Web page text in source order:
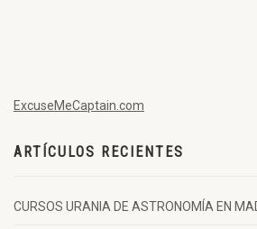
ExcuseMeCaptain.com
ARTÍCULOS RECIENTES
CURSOS URANIA DE ASTRONOMÍA EN